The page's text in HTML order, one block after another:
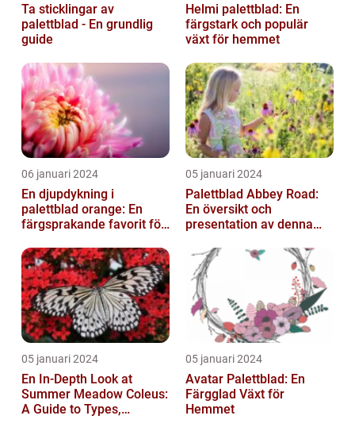
Ta sticklingar av
palettblad - En grundlig
guide
Helmi palettblad: En
färgstark och populär
växt för hemmet
06 januari 2024
En djupdykning i
palettblad orange: En
färgsprakande favorit för
05 januari 2024
Palettblad Abbey Road:
En översikt och
presentation av denna
05 januari 2024
En In-Depth Look at
Summer Meadow Coleus:
A Guide to Types,
05 januari 2024
Avatar Palettblad: En
Färgglad Växt för
Hemmet